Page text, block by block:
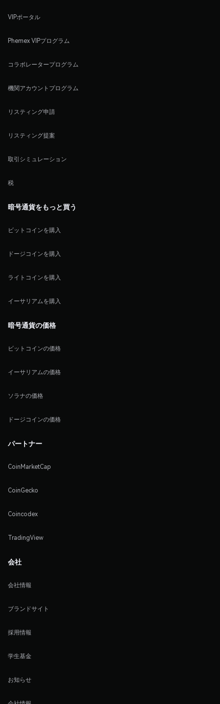
VIPポータル
Phemex VIPプログラム
コラボレータープログラム
機関アカウントプログラム
リスティング申請
リスティング提案
取引シミュレーション
税
暗号通貨をもっと買う
ビットコインを購入
ドージコインを購入
ライトコインを購入
イーサリアムを購入
暗号通貨の価格
ビットコインの価格
イーサリアムの価格
ソラナの価格
ドージコインの価格
パートナー
CoinMarketCap
CoinGecko
Coincodex
TradingView
会社
会社情報
ブランドサイト
採用情報
学生基金
お知らせ